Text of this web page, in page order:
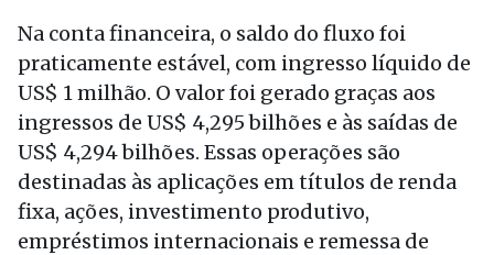
Na conta financeira, o saldo do fluxo foi
praticamente estável, com ingresso líquido de
US$ 1 milhão. O valor foi gerado graças aos
ingressos de US$ 4,295 bilhões e às saídas de
US$ 4,294 bilhões. Essas operações são
destinadas às aplicações em títulos de renda
fixa, ações, investimento produtivo,
empréstimos internacionais e remessa de